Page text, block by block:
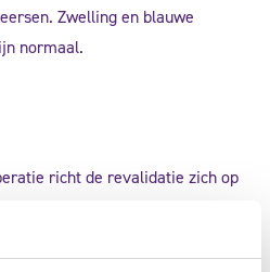
Zwelling en blauwe
normaal.
richt de revalidatie zich op
kunnen worden